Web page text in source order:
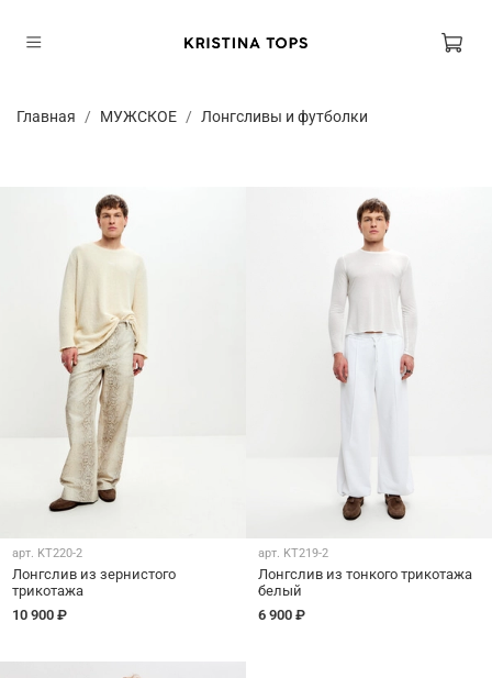
Главная МУЖСКОЕ Лонгсливы и футболки
арт. KT220-2
Лонгслив из зернистого
трикотажа
10 900 ₽
арт. KT219-2
Лонгслив из тонкого трикотажа
белый
6 900 ₽